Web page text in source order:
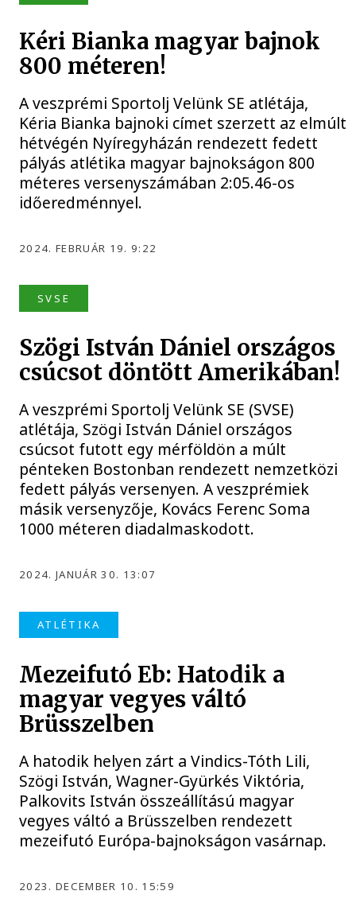
Kéri Bianka magyar bajnok
800 méteren!
A veszprémi Sportolj Velünk SE atlétája,
Kéria Bianka bajnoki címet szerzett az elmúlt
hétvégén Nyíregyházán rendezett fedett
pályás atlétika magyar bajnokságon 800
méteres versenyszámában 2:05.46-os
időeredménnyel.
2024. FEBRUÁR 19. 9:22
SVSE
Szögi István Dániel országos
csúcsot döntött Amerikában!
A veszprémi Sportolj Velünk SE (SVSE)
atlétája, Szögi István Dániel országos
csúcsot futott egy mérföldön a múlt
pénteken Bostonban rendezett nemzetközi
fedett pályás versenyen. A veszprémiek
másik versenyzője, Kovács Ferenc Soma
1000 méteren diadalmaskodott.
2024. JANUÁR 30. 13:07
ATLÉTIKA
Mezeifutó Eb: Hatodik a
magyar vegyes váltó
Brüsszelben
A hatodik helyen zárt a Vindics-Tóth Lili,
Szögi István, Wagner-Gyürkés Viktória,
Palkovits István összeállítású magyar
vegyes váltó a Brüsszelben rendezett
mezeifutó Európa-bajnokságon vasárnap.
2023. DECEMBER 10. 15:59